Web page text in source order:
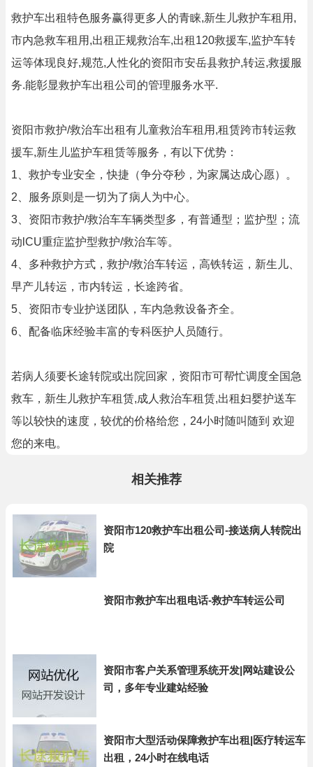
救护车出租特色服务赢得更多人的青睐,新生儿救护车租用,
市内急救车租用,出租正规救治车,出租120救援车,监护车转
运等体现良好,规范,人性化的资阳市安岳县救护,转运,救援服
务.能彰显救护车出租公司的管理服务水平.
资阳市救护/救治车出租有儿童救治车租用,租赁跨市转运救
援车,新生儿监护车租赁等服务，有以下优势：
1、救护专业安全，快捷（争分夺秒，为家属达成心愿）。
2、服务原则是一切为了病人为中心。
3、资阳市救护/救治车车辆类型多，有普通型；监护型；流
动lCU重症监护型救护/救治车等。
4、多种救护方式，救护/救治车转运，高铁转运，新生儿、
早产儿转运，市内转运，长途跨省。
5、资阳市专业护送团队，车内急救设备齐全。
6、配备临床经验丰富的专科医护人员随行。
若病人须要长途转院或出院回家，资阳市可帮忙调度全国急
救车，新生儿救护车租赁,成人救治车租赁,出租妇婴护送车
等以较快的速度，较优的价格给您，24小时随叫随到 欢迎
您的来电。
相关推荐
资阳市120救护车出租公司-接送病人转院出
院
资阳市救护车出租电话-救护车转运公司
资阳市客户关系管理系统开发|网站建设公
司，多年专业建站经验
资阳市大型活动保障救护车出租|医疗转运车
出租，24小时在线电话